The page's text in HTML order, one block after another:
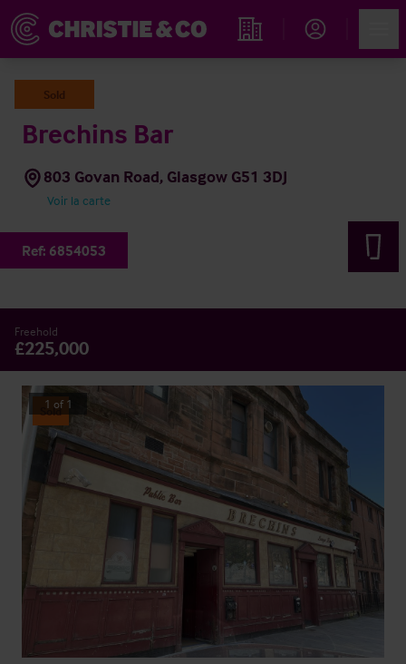
Rechercher un hôtel
Sold
Brechins Bar
803 Govan Road, Glasgow G51 3DJ
Voir la carte
Ref: 6854053
Freehold
£225,000
Sold
1 of 1